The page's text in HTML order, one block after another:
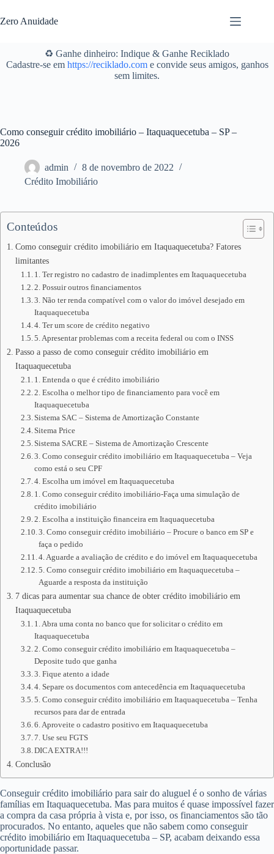
para
o
Zero Anuidade
♻️ Ganhe dinheiro: Indique & Ganhe Reciklado
Cadastre-se em https://reciklado.come convide seus amigos, ganhos
sem limites.
Como conseguir crédito imobiliário – Itaquaquecetuba – SP –
2026
admin
8 de novembro de 2022
Crédito Imobiliário
Conteúdos
Como conseguir crédito imobiliário em Itaquaquecetuba? Fatores
limitantes
1. Ter registro no cadastro de inadimplentes em Itaquaquecetuba
2. Possuir outros financiamentos
3. Não ter renda compatível com o valor do imóvel desejado em
Itaquaquecetuba
4. Ter um score de crédito negativo
5. Apresentar problemas com a receita federal ou com o INSS
Passo a passo de como conseguir crédito imobiliário em
Itaquaquecetuba
1. Entenda o que é crédito imobiliário
2. Escolha o melhor tipo de financiamento para você em
Itaquaquecetuba
Sistema SAC – Sistema de Amortização Constante
Sitema Price
Sistema SACRE – Sistema de Amortização Crescente
3. Como conseguir crédito imobiliário em Itaquaquecetuba – Veja
como está o seu CPF
4. Escolha um imóvel em Itaquaquecetuba
1. Como conseguir crédito imobiliário-Faça uma simulação de
crédito imobiliário
2. Escolha a instituição financeira em Itaquaquecetuba
3. Como conseguir crédito imobiliário – Procure o banco em SP e
faça o pedido
4. Aguarde a avaliação de crédito e do imóvel em Itaquaquecetuba
5. Como conseguir crédito imobiliário em Itaquaquecetuba –
Aguarde a resposta da instituição
7 dicas para aumentar sua chance de obter crédito imobiliário em
Itaquaquecetuba
1. Abra uma conta no banco que for solicitar o crédito em
Itaquaquecetuba
2. Como conseguir crédito imobiliário em Itaquaquecetuba –
Deposite tudo que ganha
3. Fique atento a idade
4. Separe os documentos com antecedência em Itaquaquecetuba
5. Como conseguir crédito imobiliário em Itaquaquecetuba – Tenha
recursos para dar de entrada
6. Aproveite o cadastro positivo em Itaquaquecetuba
7. Use seu FGTS
DICA EXTRA!!!
Conclusão
Conseguir crédito imobiliário para sair do aluguel é o sonho de várias
famílias em Itaquaquecetuba. Mas para muitos é quase impossível fazer
a compra da casa própria à vista e, por isso, os financiamentos são tão
procurados. No entanto, aqueles que não sabem como conseguir
crédito imobiliário em Itaquaquecetuba – SP, acabam deixando essa
oportunidade passar.